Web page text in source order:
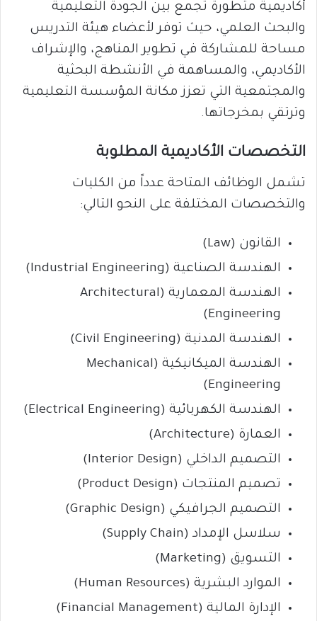
أكاديمية متطورة تجمع بين الجودة التعليمية
والبحث العلمي، حيث توفر لأعضاء هيئة التدريس
مساحة للمشاركة في تطوير المناهج، والإشراف
الأكاديمي، والمساهمة في الأنشطة البحثية
والمجتمعية التي تعزز مكانة المؤسسة التعليمية
وترتقي بمخرجاتها.
التخصصات الأكاديمية المطلوبة
تشمل الوظائف المتاحة عدداً من الكليات
والتخصصات المختلفة على النحو التالي:
القانون (Law)
الهندسة الصناعية (Industrial Engineering)
الهندسة المعمارية (Architectural
Engineering)
الهندسة المدنية (Civil Engineering)
الهندسة الميكانيكية (Mechanical
Engineering)
الهندسة الكهربائية (Electrical Engineering)
العمارة (Architecture)
التصميم الداخلي (Interior Design)
تصميم المنتجات (Product Design)
التصميم الجرافيكي (Graphic Design)
سلاسل الإمداد (Supply Chain)
التسويق (Marketing)
الموارد البشرية (Human Resources)
الإدارة المالية (Financial Management)